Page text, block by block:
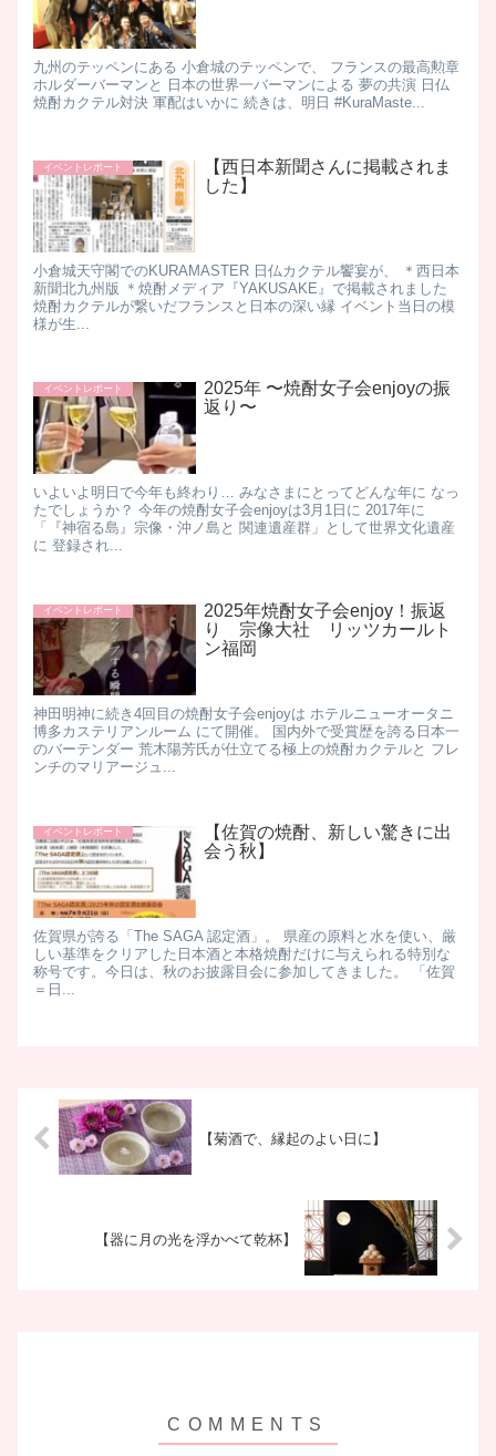
九州のテッペンにある 小倉城のテッペンで、 フランスの最高勲章
ホルダーバーマンと 日本の世界一バーマンによる 夢の共演 日仏
焼酎カクテル対決 軍配はいかに 続きは、明日 #KuraMaste...
イベントレポート
【西日本新聞さんに掲載されま
した】
小倉城天守閣でのKURAMASTER 日仏カクテル饗宴が、 ＊西日本
新聞北九州版 ＊焼酎メディア『YAKUSAKE』で掲載されました
焼酎カクテルが繋いだフランスと日本の深い縁 イベント当日の模
様が生...
イベントレポート
2025年 〜焼酎女子会enjoyの振
返り〜
いよいよ明日で今年も終わり… みなさまにとってどんな年に なっ
たでしょうか？ 今年の焼酎女子会enjoyは3月1日に 2017年に
「『神宿る島』宗像・沖ノ島と 関連遺産群」として世界文化遺産
に 登録され...
イベントレポート
2025年焼酎女子会enjoy！振返
り 宗像大社 リッツカールト
ン福岡
神田明神に続き4回目の焼酎女子会enjoyは ホテルニューオータニ
博多カステリアンルーム にて開催。 国内外で受賞歴を誇る日本一
のバーテンダー 荒木陽芳氏が仕立てる極上の焼酎カクテルと フレ
ンチのマリアージュ...
イベントレポート
【佐賀の焼酎、新しい驚きに出
会う秋】
​ 佐賀県が誇る「The SAGA 認定酒」。 県産の原料と水を使い、厳
しい基準をクリアした日本酒と本格焼酎だけに与えられる特別な
称号です。 ​ 今日は、秋のお披露目会に参加してきました。 「佐賀
＝日...
【菊酒で、縁起のよい日に】
【器に月の光を浮かべて乾杯】